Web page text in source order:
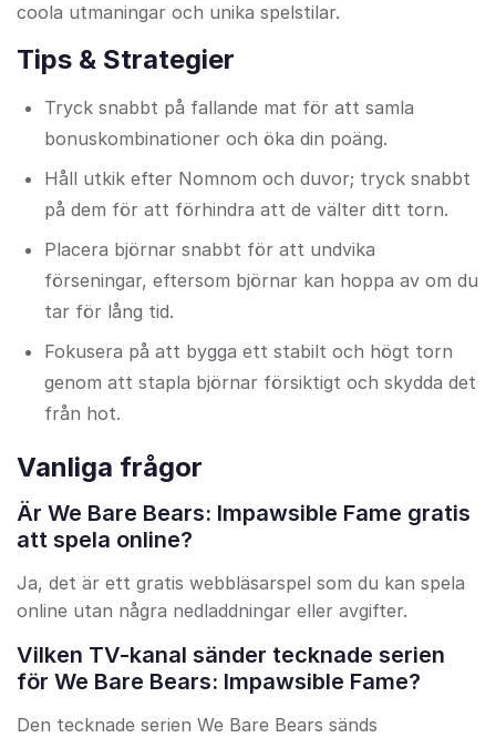
coola utmaningar och unika spelstilar.
Tips & Strategier
Tryck snabbt på fallande mat för att samla
bonuskombinationer och öka din poäng.
Håll utkik efter Nomnom och duvor; tryck snabbt
på dem för att förhindra att de välter ditt torn.
Placera björnar snabbt för att undvika
förseningar, eftersom björnar kan hoppa av om du
tar för lång tid.
Fokusera på att bygga ett stabilt och högt torn
genom att stapla björnar försiktigt och skydda det
från hot.
Vanliga frågor
Är We Bare Bears: Impawsible Fame gratis
att spela online?
Ja, det är ett gratis webbläsarspel som du kan spela
online utan några nedladdningar eller avgifter.
Vilken TV-kanal sänder tecknade serien
för We Bare Bears: Impawsible Fame?
Den tecknade serien We Bare Bears sänds